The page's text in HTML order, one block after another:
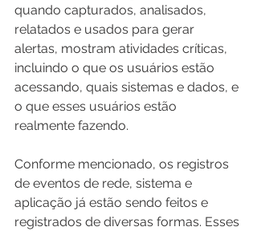
quando capturados, analisados,
relatados e usados ​​para gerar
alertas, mostram atividades críticas,
incluindo o que os usuários estão
acessando, quais sistemas e dados, e
o que esses usuários estão
realmente fazendo.
Conforme mencionado, os registros
de eventos de rede, sistema e
aplicação já estão sendo feitos e
registrados de diversas formas. Esses